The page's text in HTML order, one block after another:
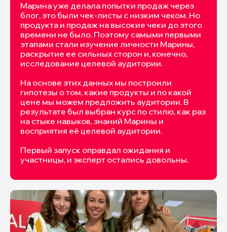
Марина уже делала попытки продаж через
блог, это были чек-листы с низким чеком. Но
продукта и продаж на высокие чеки до этого
времени не было. Поэтому самыми первыми
этапами стали изучение личности Марины,
раскрытие ее сильных сторон и, конечно,
исследование целевой аудитории.
На основе этих данных мы построили
гипотезы о том, какие продукты и по какой
цене мы можем предложить аудитории. В
результате был выбран курс по стилю, как раз
на стыке навыков, знаний Марины и
восприятия её целевой аудитории.
Первый запуск оправдал ожидания и
участницы, и эксперт остались довольны.